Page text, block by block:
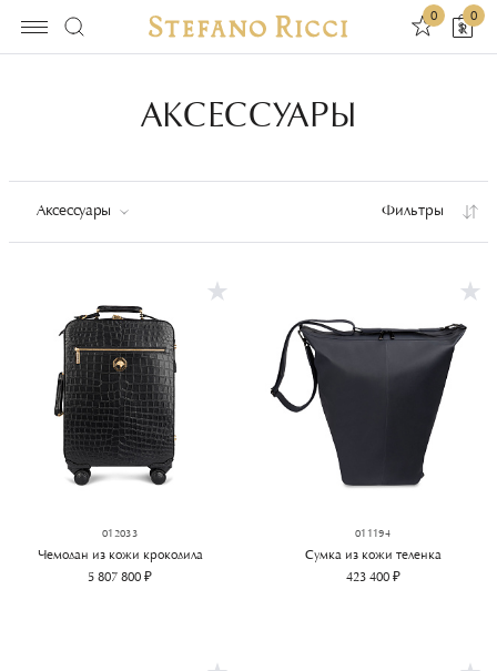
0 0
АКСЕССУАРЫ
Аксессуары Фильтры
012033
Чемодан из кожи крокодила
5 807 800 ₽
011194
Сумка из кожи теленка
423 400 ₽